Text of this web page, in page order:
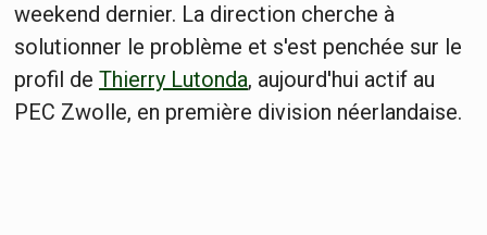
weekend dernier. La direction cherche à
solutionner le problème et s'est penchée sur le
profil de Thierry Lutonda, aujourd'hui actif au
PEC Zwolle, en première division néerlandaise.